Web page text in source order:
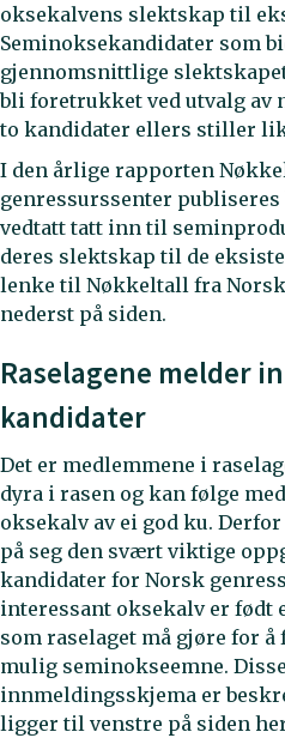
oksekalvens slektskap til
Seminoksekandidater som
gjennomsnittlige
bli foretrukket ved utvalg av
to kandidater ellers stiller
I den årlige rapporten
genressurssenter
vedtatt tatt inn til
deres slektskap til de
lenke til Nøkkeltall fra
nederst på siden.
Raselagene melder
kandidater
Det er medlemmene i
dyra i rasen og kan følge
oksekalv av ei god ku.
på seg den svært viktige
kandidater for Norsk
interessant oksekalv er født
som raselaget må gjøre for
mulig seminokseemne.
innmeldingsskjema er
ligger til venstre på siden